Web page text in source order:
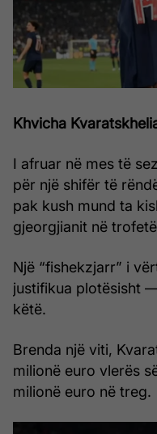
Khvicha
I afruar në mes të
për një shifër të
pak kush mund ta
gjeorgjianit në
Një “fishekzjarr” i
justifikua plotësisht
këtë.
Brenda një viti,
milionë euro vlerës
milionë euro në treg.